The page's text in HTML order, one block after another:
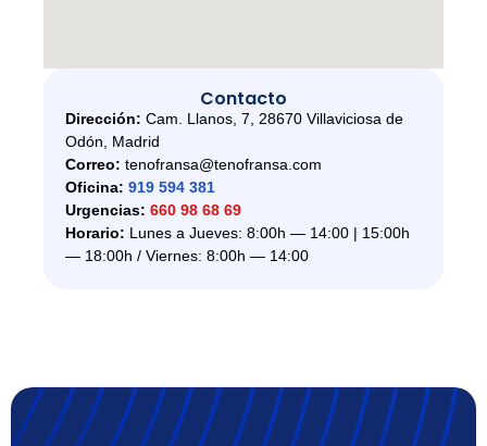
Contacto
Dirección: Cam. Llanos, 7, 28670 Villaviciosa de
Odón, Madrid
Correo: tenofransa@tenofransa.com
Oficina: 919 594 381
Urgencias: 660 98 68 69
Horario: Lunes a Jueves: 8:00h — 14:00 | 15:00h
— 18:00h / Viernes: 8:00h — 14:00